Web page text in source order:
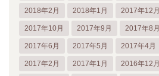
2018年2月 2018年1月 2017年12月
2017年10月 2017年9月 2017年8月
2017年6月 2017年5月 2017年4月
2017年2月 2017年1月 2016年12月